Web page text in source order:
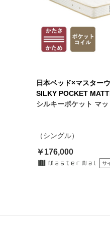
日本ベッド×マスター
SILKY POCKET
シルキーポケット マッ
（シングル）
￥176,000